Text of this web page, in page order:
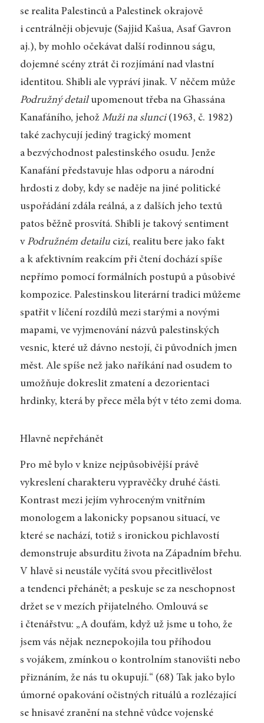
se realita Palestinců a Palestinek okrajově
i centrálněji objevuje (Sajjid Kašua, Asaf Gavron
aj.), by mohlo očekávat další rodinnou ságu,
dojemné scény ztrát či rozjímání nad vlastní
identitou. Shibli ale vypráví jinak. V něčem může
Podružný detailupomenout třeba na Ghassána
Kanafáního, jehož Muži na slunci(1963, č. 1982)
také zachycují jediný tragický moment
a bezvýchodnost palestinského osudu. Jenže
Kanafání představuje hlas odporu a národní
hrdosti z doby, kdy se naděje na jiné politické
uspořádání zdála reálná, a z dalších jeho textů
patos běžně prosvítá. Shibli je takový sentiment
v Podružném detailucizí, realitu bere jako fakt
a k afektivním reakcím při čtení dochází spíše
nepřímo pomocí formálních postupů a působivé
kompozice. Palestinskou literární tradici můžeme
spatřit v líčení rozdílů mezi starými a novými
mapami, ve vyjmenování názvů palestinských
vesnic, které už dávno nestojí, či původních jmen
měst. Ale spíše než jako naříkání nad osudem to
umožňuje dokreslit zmatení a dezorientaci
hrdinky, která by přece měla být v této zemi doma.
Hlavně nepřehánět
Pro mě bylo v knize nejpůsobivější právě
vykreslení charakteru vypravěčky druhé části.
Kontrast mezi jejím vyhroceným vnitřním
monologem a lakonicky popsanou situací, ve
které se nachází, totiž s ironickou pichlavostí
demonstruje absurditu života na Západním břehu.
V hlavě si neustále vyčítá svou přecitlivělost
a tendenci přehánět; a peskuje se za neschopnost
držet se v mezích přijatelného. Omlouvá se
i čtenářstvu: „A doufám, když už jsme u toho, že
jsem vás nějak neznepokojila tou příhodou
s vojákem, zmínkou o kontrolním stanovišti nebo
přiznáním, že nás tu okupují.“ (68) Tak jako bylo
úmorné opakování očistných rituálů a rozlézající
se hnisavé zranění na stehně vůdce vojenské